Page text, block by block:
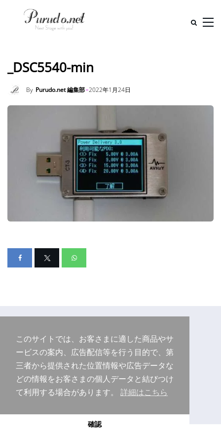
_DSC5540-min
By Purudo.net 編集部 2022年1月24日
Copyright © 2026 Purudo.net
このサイトでは、お客さまに適した商品やサ
ービスの案内、広告配信等を行う目的で、第
三者から提供された位置情報や広告データな
どの情報をお客さまの個人データと結びつけ
て利用する場合があります。 詳細はこちら
確認